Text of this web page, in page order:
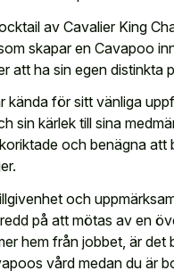
av Cavalier King
skapar en Cavapoo
att ha sin egen distinkta
kända för sitt vänliga
sin kärlek till sina
och benägna att
och
på att mötas av en
hem från jobbet, är det
vård medan du är